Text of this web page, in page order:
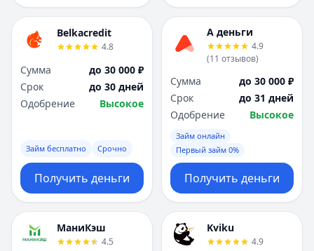
Belkacredit
4.8
Сумма
до 30 000 ₽
Срок
до 30 дней
Одобрение
Высокое
Займ бесплатно Срочно
Получить деньги
А деньги
4.9
(11 отзывов)
Сумма
до 30 000 ₽
Срок
до 31 дней
Одобрение
Высокое
Займ онлайн
Первый займ 0%
Получить деньги
МаниКэш
4.5
Kviku
4.9